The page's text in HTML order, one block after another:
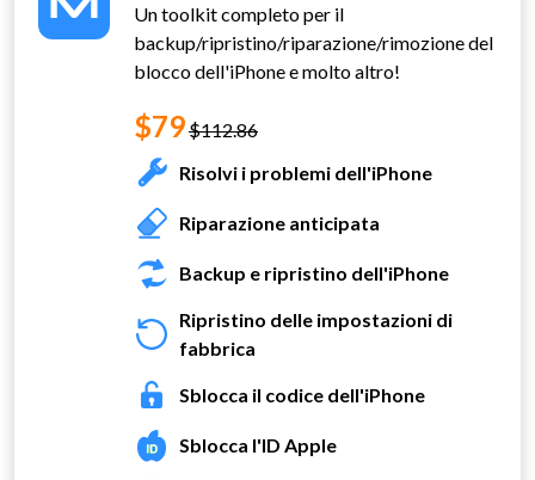
Un toolkit completo per il
backup/ripristino/riparazione/rimozione del
blocco dell'iPhone e molto altro!
$79$112.86
Risolvi i problemi dell'iPhone
Riparazione anticipata
Backup e ripristino dell'iPhone
Ripristino delle impostazioni di
fabbrica
Sblocca il codice dell'iPhone
Sblocca l'ID Apple